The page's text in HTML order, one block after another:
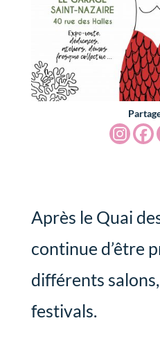
Après le Quai
continue d’être
différents
festivals.